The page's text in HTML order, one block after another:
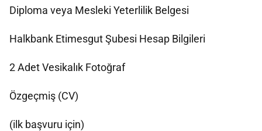
Diploma veya Mesleki Yeterlilik Belgesi
Halkbank Etimesgut Şubesi Hesap Bilgileri
2 Adet Vesikalık Fotoğraf
Özgeçmiş (CV)
(ilk başvuru için)